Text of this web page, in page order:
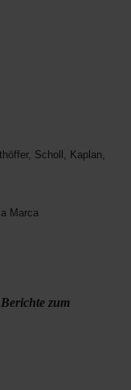
Scholl, Kaplan,
Marca
zum